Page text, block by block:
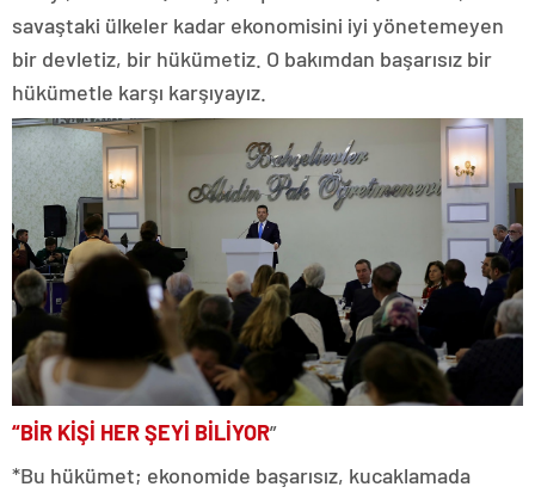
savaştaki ülkeler kadar ekonomisini iyi yönetemeyen
bir devletiz, bir hükümetiz. O bakımdan başarısız bir
hükümetle karşı karşıyayız.
“BİR KİŞİ HER ŞEYİ BİLİYOR”
*Bu hükümet; ekonomide başarısız, kucaklamada